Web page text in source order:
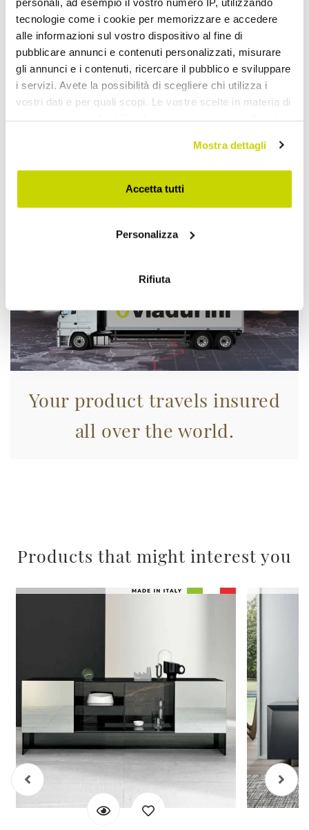
tecnologie come i cookie per memorizzare e accedere
alle informazioni sul vostro dispositivo al fine di
pubblicare annunci e contenuti personalizzati, misurare
gli annunci e i contenuti, ricercare il pubblico e sviluppare
i servizi. Avete la possibilità di scegliere chi utilizza i
vostri dati e per quali scopi. Le vostre scelte in materia di
modificare o revocare il proprio consenso in qualsiasi
momento dalla Dichiarazione sui cookie o facendo clic
sull'icona di attivazione della privacy.
raccogliere informazioni sulla tua posizione
Identificare il tuo dispositivo, scansionandolo
(impronte digitali).
Approfondisci come vengono elaborati i tuoi dati personali
e imposta le tue preferenze nellasezione dettagli . Puoi
modificare o ritirare il tuo consenso in qualsiasi momento
Utilizziamo i cookie per personalizzare contenuti ed
annunci, per fornire funzionalità dei social media e per
Mostra dettagli
Accetta tutti
Personalizza
Rifiuta
Take advantage of it now!
Your product travels insured
all over the world.
Products that might interest you